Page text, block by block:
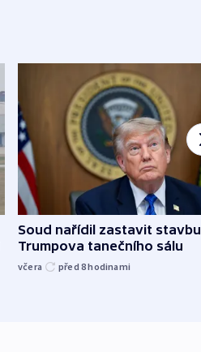
Soud nařídil zastavit stavbu
Trumpova tanečního sálu
včera před 8hodinami